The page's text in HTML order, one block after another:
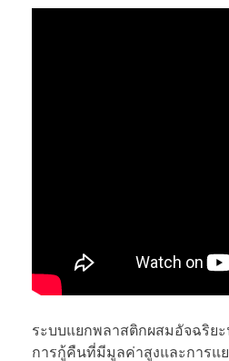
ระบบแยกพลาสติกผสมอัจฉริย
การกู้คืนที่มีมูลค่าสูงและการแ